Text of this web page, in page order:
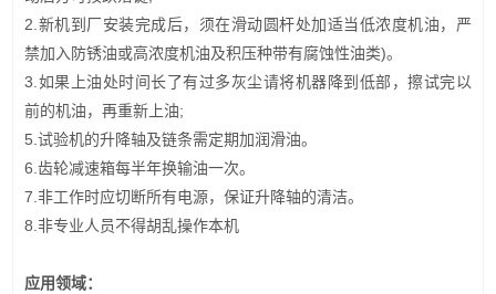
2.新机到厂安装完成后，须在滑动圆杆处加适当低浓度机油，严
禁加入防锈油或高浓度机油及积压种带有腐蚀性油类)。
3.如果上油处时间长了有过多灰尘请将机器降到低部，擦试完以
前的机油，再重新上油;
5.试验机的升降轴及链条需定期加润滑油。
6.齿轮减速箱每半年换输油一次。
7.非工作时应切断所有电源，保证升降轴的清洁。
8.非专业人员不得胡乱操作本机
应用领域：